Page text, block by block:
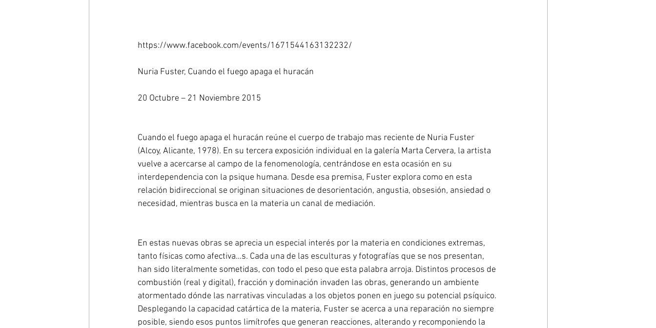
https://www.facebook.com/events/1671544163132232/
Nuria Fuster, Cuando el fuego apaga el huracán
20 Octubre – 21 Noviembre 2015
Cuando el fuego apaga el huracán reúne el cuerpo de trabajo mas reciente de Nuria Fuster
(Alcoy, Alicante, 1978). En su tercera exposición individual en la galería Marta Cervera, la artista
vuelve a acercarse al campo de la fenomenología, centrándose en esta ocasión en su
interdependencia con la psique humana. Desde esa premisa, Fuster explora como en esta
relación bidireccional se originan situaciones de desorientación, angustia, obsesión, ansiedad o
necesidad, mientras busca en la materia un canal de mediación.
En estas nuevas obras se aprecia un especial interés por la materia en condiciones extremas,
tanto físicas como afectiva...s. Cada una de las esculturas y fotografías que se nos presentan,
han sido literalmente sometidas, con todo el peso que esta palabra arroja. Distintos procesos de
combustión (real y digital), fracción y dominación invaden las obras, generando un ambiente
atormentado dónde las narrativas vinculadas a los objetos ponen en juego su potencial psíquico.
Desplegando la capacidad catártica de la materia, Fuster se acerca a una reparación no siempre
posible, siendo esos puntos limítrofes que generan reacciones, alterando y recomponiendo la